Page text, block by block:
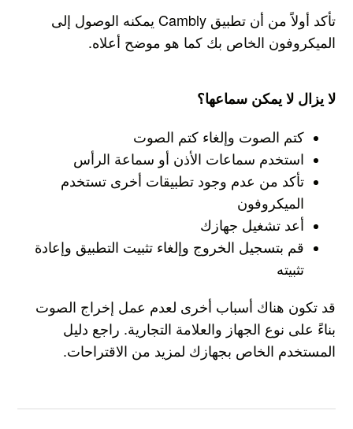
تأكد أولاً من أن تطبيق Cambly يمكنه الوصول إلى
الميكروفون الخاص بك كما هو موضح أعلاه.
لا يزال لا يمكن سماعها؟
كتم الصوت وإلغاء كتم الصوت
استخدم سماعات الأذن أو سماعة الرأس
تأكد من عدم وجود تطبيقات أخرى تستخدم
الميكروفون
أعد تشغيل جهازك
قم بتسجيل الخروج وإلغاء تثبيت التطبيق وإعادة
تثبيته
قد تكون هناك أسباب أخرى لعدم عمل إخراج الصوت
بناءً على نوع الجهاز والعلامة التجارية. راجع دليل
المستخدم الخاص بجهازك لمزيد من الاقتراحات.